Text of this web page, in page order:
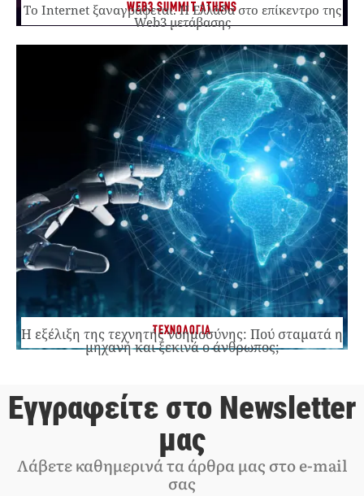
WEB3 SUMMIT ATHENS
Το Internet ξαναγράφεται. Η Ελλάδα στο επίκεντρο της
Web3 μετάβασης
ΤΕΧΝΟΛΟΓΙΑ
Η εξέλιξη της τεχνητής νοημοσύνης: Πού σταματά η
μηχανή και ξεκινά ο άνθρωπος;
Εγγραφείτε στο Newsletter
μας
Λάβετε καθημερινά τα άρθρα μας στο e-mail
σας